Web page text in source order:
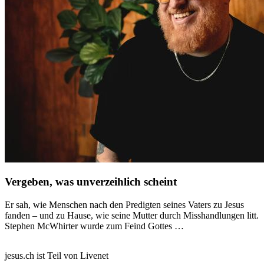
Vergeben, was unverzeihlich scheint
Er sah, wie Menschen nach den Predigten seines Vaters zu Jesus
fanden – und zu Hause, wie seine Mutter durch Misshandlungen litt.
Stephen McWhirter wurde zum Feind Gottes …
jesus.ch ist Teil von Livenet